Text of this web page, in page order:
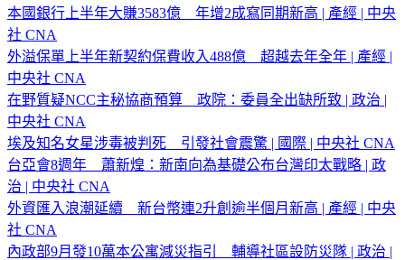
本國銀行上半年大賺3583億 年增2成寫同期新高 | 產經 | 中央
社 CNA
外溢保單上半年新契約保費收入488億 超越去年全年 | 產經 |
中央社 CNA
在野質疑NCC主秘協商預算 政院：委員全出缺所致 | 政治 |
中央社 CNA
埃及知名女星涉毒被判死 引發社會震驚 | 國際 | 中央社 CNA
台亞會8週年 蕭新煌：新南向為基礎公布台灣印太戰略 | 政
治 | 中央社 CNA
外資匯入浪潮延續 新台幣連2升創逾半個月新高 | 產經 | 中央
社 CNA
內政部9月發10萬本公寓減災指引 輔導社區設防災隊 | 政治 |